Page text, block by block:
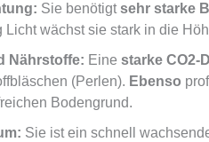
Sie benötigtsehr starke
Licht wächst sie stark in die
Nährstoffe: Eine starke CO2-
(Perlen). Ebenso
Bodengrund.
Sie ist ein schnell